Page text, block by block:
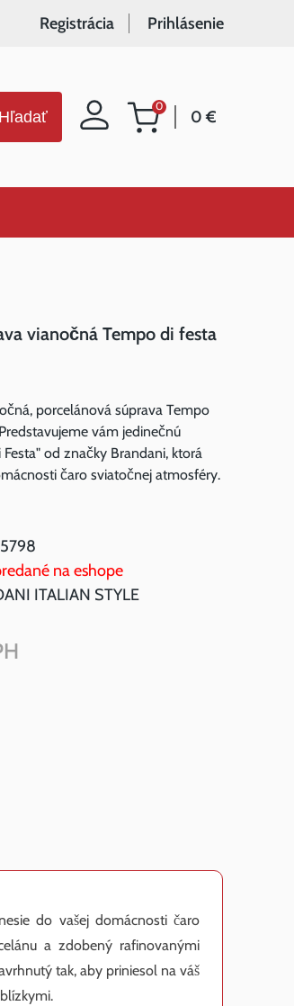
Nákupný
0
0 €
Hľadať
Registrácia Prihlásenie
vianočná Tempo di festa
porcelánová súprava Tempo
vám jedinečnú
Festa" od značky Brandani, ktorá
čaro sviatočnej atmosféry.
na eshope
ITALIAN STYLE
do vašej domácnosti čaro
a zdobený rafinovanými
tak, aby priniesol na váš